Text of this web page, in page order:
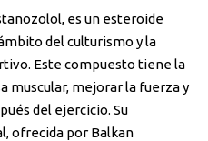
es un esteroide
del culturismo y la
Este compuesto tiene la
muscular, mejorar la fuerza y
del ejercicio. Su
ofrecida por Balkan